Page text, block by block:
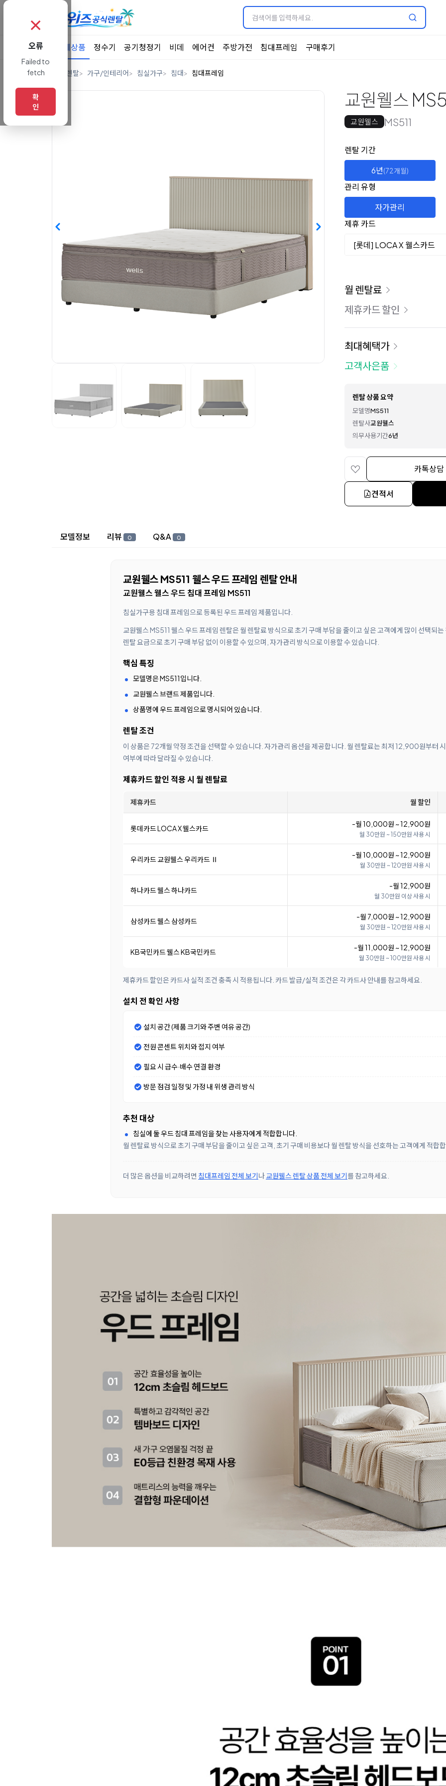
전체상품 정수기 공기청정기 비데 에어컨 주방가전 침대프레임 구매후기
렌탈 가구/인테리어 침실가구 침대 침대프레임
교원웰스
교원웰스 MS511
옵션 선택
렌탈 선택
렌탈 기간
6년(72개월)
관리 유형
자가관리
제휴 카드
[롯데] LOCA X 웰스카드
이용 요금
월 렌탈료
제휴카드 할인
최대혜택가
고객사은품
렌탈 상품 요약
모델명MS511
렌탈사교원웰스
의무사용기간6년
카톡상담
견적서
상세 정보
모델정보 리뷰 0 Q&A 0
교원웰스 MS511 웰스 우드 프레임 렌탈 안내
교원웰스 웰스 우드 침대 프레임 MS511
침실가구용 침대 프레임으로 등록된 우드 프레임 제품입니다.
교원웰스 MS511 웰스 우드 프레임 렌탈은 월 렌탈료 방식으로 초기 구매 부담을 줄이고 싶은 고객에게 많이 선택되
렌탈 요금으로 초기 구매 부담 없이 이용할 수 있으며, 자가관리 방식으로 이용할 수 있습니다.
핵심 특징
모델명은 MS511입니다.
교원웰스 브랜드 제품입니다.
상품명에 우드 프레임으로 명시되어 있습니다.
렌탈 조건
이 상품은 72개월 약정 조건을 선택할 수 있습니다. 자가관리 옵션을 제공합니다. 월 렌탈료는 최저 12,900원부터
여부에 따라 달라질 수 있습니다.
제휴카드 할인 적용 시 월 렌탈료
제휴카드 월 할인
롯데카드 LOCA X 웰스카드 -월 10,000원 ~ 12,900원
월 30만원 ~ 150만원 사용 시
우리카드 교원웰스 우리카드 Ⅱ -월 10,000원 ~ 12,900원
월 30만원 ~ 120만원 사용 시
하나카드 웰스 하나카드 -월 12,900원
월 30만원 이상 사용 시
삼성카드 웰스 삼성카드 -월 7,000원 ~ 12,900원
월 30만원 ~ 120만원 사용 시
KB국민카드 웰스 KB국민카드 -월 11,000원 ~ 12,900원
월 30만원 ~ 100만원 사용 시
제휴카드 할인은 카드사 실적 조건 충족 시 적용됩니다. 카드 발급/실적 조건은 각 카드사 안내를 참고하세요.
설치 전 확인 사항
설치 공간 (제품 크기와 주변 여유 공간)
전원 콘센트 위치와 접지 여부
필요 시 급수·배수 연결 환경
방문 점검 일정 및 가정 내 위생 관리 방식
추천 대상
침실에 둘 우드 침대 프레임을 찾는 사용자에게 적합합니다.
월 렌탈료 방식으로 초기 구매 부담을 줄이고 싶은 고객, 초기 구매 비용보다 월 렌탈 방식을 선호하는 고객에게 적합
더 많은 옵션을 비교하려면 침대프레임 전체 보기나교원웰스 렌탈 상품 전체 보기를 참고하세요.
✗
오류
Failed to
fetch
확
인